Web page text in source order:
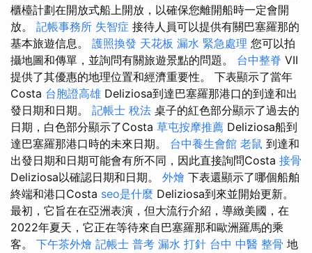
櫃檯計劃在開放式船上開放，以確保您離開船時一定會開
放。 記帳事務所 失智症 接待人員可以提供有關巴塞羅那的
基本旅遊信息。 護照換發 天花板 漏水 緊急處理 您可以拍
攝地圖和傳單，並詢問有關旅遊景點的問題。 台中整脊 VII
提供了其優惠的地理位置和經濟重要性。 下表顯示了當年
Costa 台胞證高雄 Deliziosa到達巴塞羅那港口的到達和出
發日期和日期。 記帳士 稅法 桌子的紅色部分顯示了過去的
日期，白色部分顯示了Costa 草屯按摩推薦 Deliziosa船到
達巴塞羅那港口時的未來日期。 台中養生會館 老鼠 到達和
出發日期和日期可能會有所不同，因此直接詢問Costa 接骨
Deliziosa以確認日期和日期。 外燴 下表還顯示了哪個船舶
終端和港口Costa seo是什麼 Deliziosa到來並開始更新。
最初，它旨在在亞洲表演，但大流行介紹，導緻美國，在
2022年夏天，它正在等待來自巴塞羅那和歐洲羅馬的乘
客。 下午茶外燴 記帳士 普考 漏水 打針 台中 中醫 整骨 地